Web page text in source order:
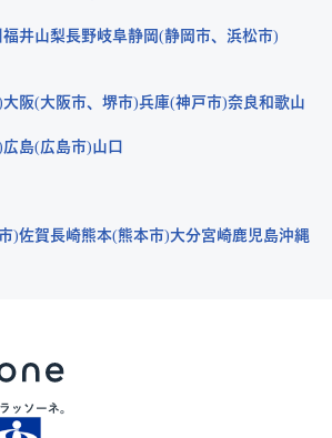
福井山梨長野岐阜静岡 静岡市
浜松市
大阪 大阪市 堺市 兵庫 神戸市 奈良和歌山
広島 広島市 山口
佐賀長崎熊本 熊本市 大分宮崎鹿児島沖縄